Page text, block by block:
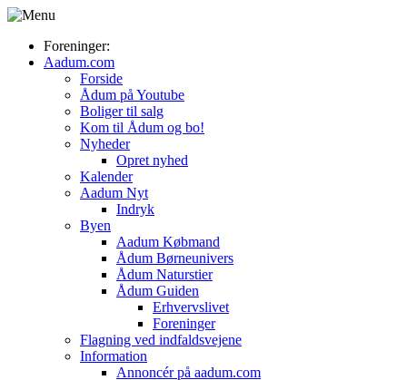
Foreninger:
Aadum.com
Forside
Ådum på Youtube
Boliger til salg
Kom til Ådum og bo!
Nyheder
Opret nyhed
Kalender
Aadum Nyt
Indryk
Byen
Aadum Købmand
Ådum Børneunivers
Ådum Naturstier
Ådum Guiden
Erhvervslivet
Foreninger
Flagning ved indfaldsvejene
Information
Annoncér på aadum.com